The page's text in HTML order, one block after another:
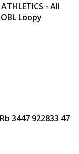
- All
Loopy
3447 922833 47